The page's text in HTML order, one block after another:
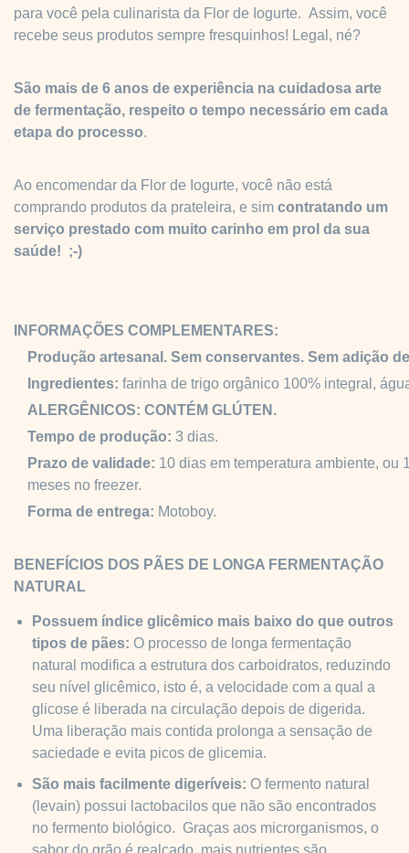
para você pela culinarista da Flor de Iogurte. Assim, você
recebe seus produtos sempre fresquinhos! Legal, né?
São mais de 6 anos de experiência na cuidadosa arte
de fermentação, respeito o tempo necessário em cada
etapa do processo.
Ao encomendar da Flor de Iogurte, você não está
comprando produtos da prateleira, e sim contratando um
serviço prestado com muito carinho em prol da sua
saúde! ;-)
INFORMAÇÕES COMPLEMENTARES:
Produção artesanal. Sem conservantes. Sem adição
Ingredientes: farinha de trigo orgânico 100% integral,
ALERGÊNICOS: CONTÉM GLÚTEN.
Tempo de produção: 3 dias.
Prazo de validade: 10 dias em temperatura ambiente, ou
meses no freezer.
Forma de entrega: Motoboy.
BENEFÍCIOS DOS PÃES DE LONGA FERMENTAÇÃO
NATURAL
Possuem índice glicêmico mais baixo do que outros
tipos de pães: O processo de longa fermentação
natural modifica a estrutura dos carboidratos, reduzindo
seu nível glicêmico, isto é, a velocidade com a qual a
glicose é liberada na circulação depois de digerida.
Uma liberação mais contida prolonga a sensação de
saciedade e evita picos de glicemia.
São mais facilmente digeríveis: O fermento natural
(levain) possui lactobacilos que não são encontrados
no fermento biológico. Graças aos microrganismos, o
sabor do grão é realçado, mais nutrientes são